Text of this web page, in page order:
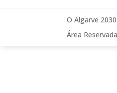
O Algarve 2030
Área Reservada